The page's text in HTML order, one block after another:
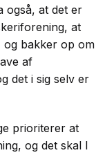
også, at det er
at
og bakker op om
af
det i sig selv er
prioriterer at
og det skal I